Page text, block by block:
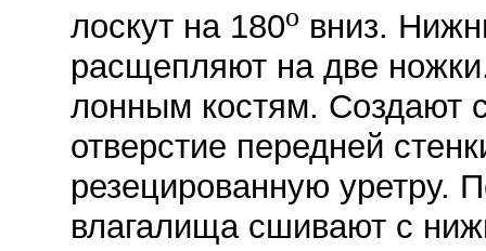
лоскут на 180o вниз.
расщепляют на две
лонным костям. Создают
отверстие передней
резецированную уретру.
влагалища сшивают с